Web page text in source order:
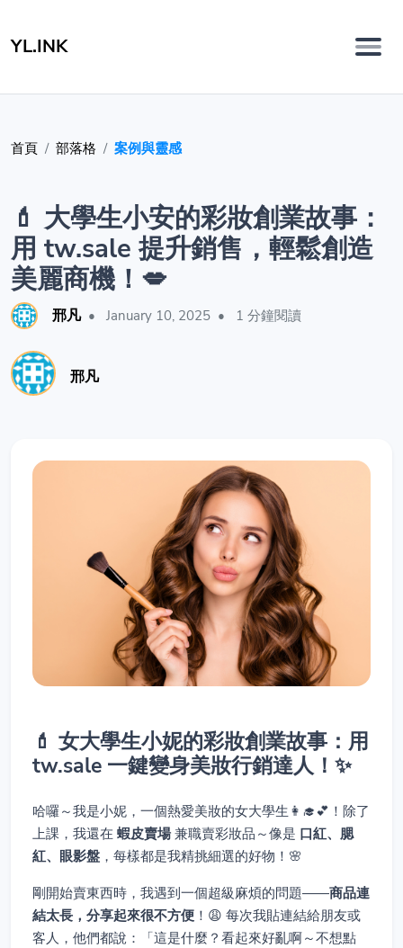
YL.INK
首頁 部落格 案例與靈感
💄 大學生小安的彩妝創業故事：
用 tw.sale 提升銷售，輕鬆創造
美麗商機！💋
邢凡 • January 10, 2025 • 1 分鐘閱讀
邢凡
💄 女大學生小妮的彩妝創業故事：用
tw.sale 一鍵變身美妝行銷達人！✨
哈囉～我是小妮，一個熱愛美妝的女大學生👩‍🎓💕！除了
上課，我還在 蝦皮賣場兼職賣彩妝品～像是 口紅、腮
紅、眼影盤 ，每樣都是我精挑細選的好物！🌸
剛開始賣東西時，我遇到一個超級麻煩的問題——商品連
結太長，分享起來很不方便 ！😩 每次我貼連結給朋友或
客人，他們都說：「這是什麼？看起來好亂啊～不想點